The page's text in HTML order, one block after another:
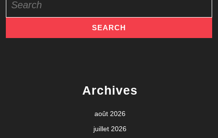
for:
Archives
août 2026
juillet 2026